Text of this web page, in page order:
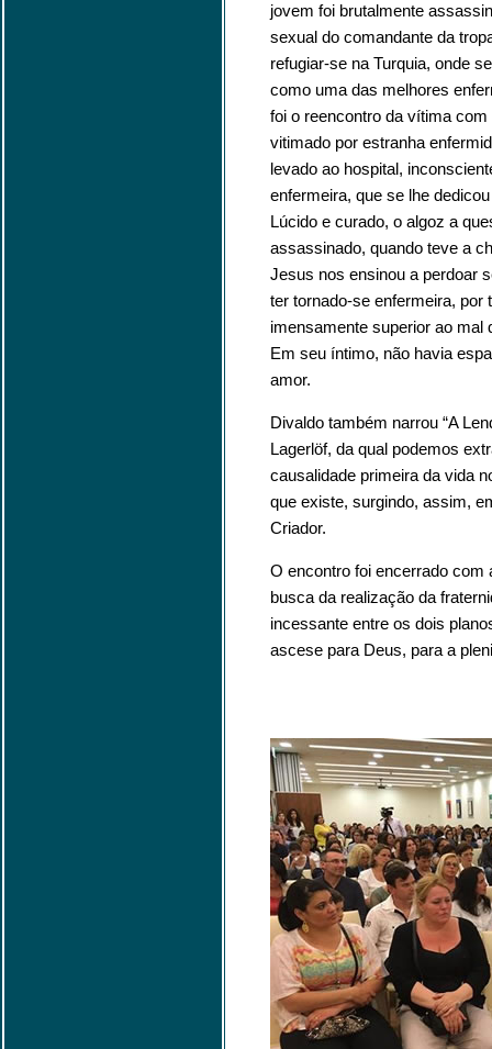
jovem foi brutalmente
sexual do comandante da
refugiar-se na Turquia, onde
como uma das melhores
foi o reencontro da vítima
vitimado por estranha
levado ao hospital,
enfermeira, que se lhe
Lúcido e curado, o algoz a
assassinado, quando teve a
Jesus nos ensinou a perdoar
ter tornado-se enfermeira, por
imensamente superior ao mal
Em seu íntimo, não havia
amor.
Divaldo também narrou “A
Lagerlöf, da qual podemos
causalidade primeira da vida
que existe, surgindo, assim,
Criador.
O encontro foi encerrado
busca da realização da
incessante entre os dois
ascese para Deus, para a